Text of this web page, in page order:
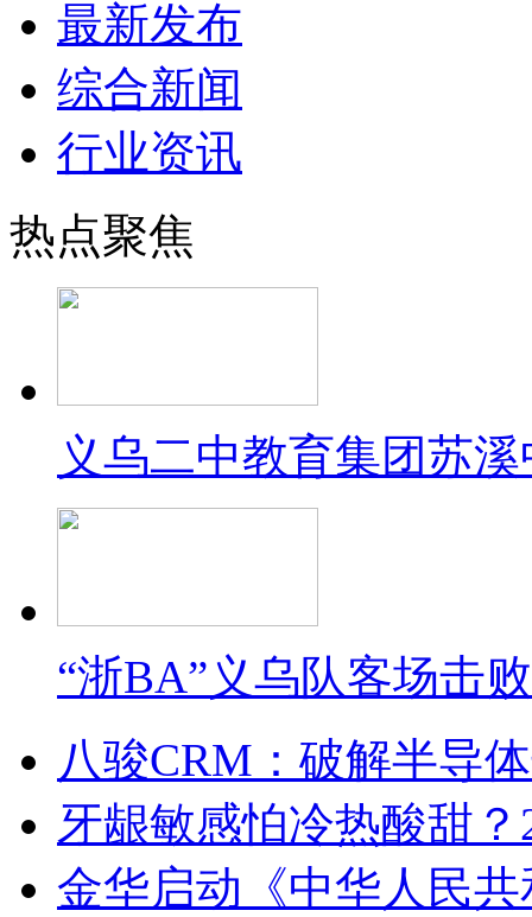
最新发布
综合新闻
行业资讯
热点聚焦
义乌二中教育集团苏
“浙BA”义乌队客场击
八骏CRM：破解半导
牙龈敏感怕冷热酸甜
金华启动《中华人民